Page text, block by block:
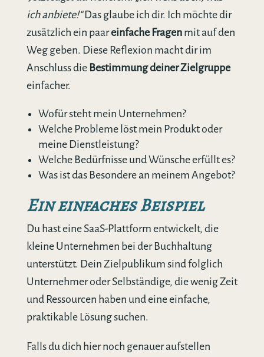
ich anbiete!“Das glaube ich dir. Ich möchte dir
zusätzlich ein paareinfache Fragenmit auf den
Weg geben. Diese Reflexion macht dir im
Anschluss die Bestimmung deiner Zielgruppe
einfacher.
Wofür steht mein Unternehmen?
Welche Probleme löst mein Produkt oder
meine Dienstleistung?
Welche Bedürfnisse und Wünsche erfüllt es?
Was ist das Besondere an meinem Angebot?
Ein einfaches Beispiel
Du hast eine SaaS-Plattform entwickelt, die
kleine Unternehmen bei der Buchhaltung
unterstützt. Dein Zielpublikum sind folglich
Unternehmer oder Selbständige, die wenig Zeit
und Ressourcen haben und eine einfache,
praktikable Lösung suchen.
Falls du dich hier noch genauer aufstellen